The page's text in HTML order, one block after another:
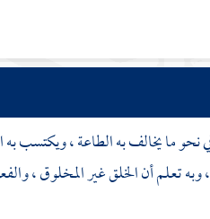
نحو ما يخالف به الطاعة ، ويكتسب
تعلم أن الخلق غير المخلوق ،